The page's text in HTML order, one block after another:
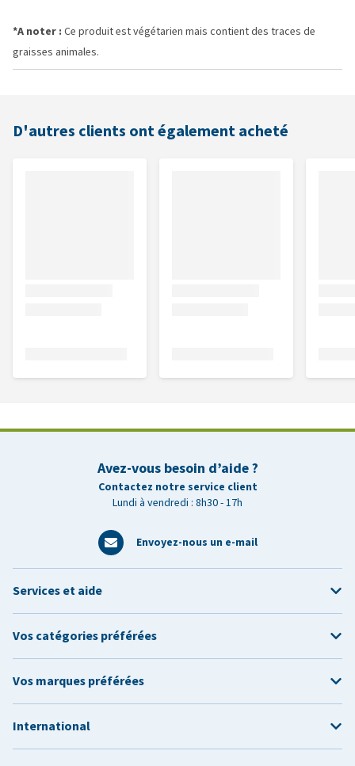
*A noter : Ce produit est végétarien mais contient des traces de
graisses animales.
D'autres clients ont également acheté
Avez-vous besoin d’aide ?
Contactez notre service client
Lundi à vendredi : 8h30 - 17h
Envoyez-nous un e-mail
Services et aide
Vos catégories préférées
Vos marques préférées
International